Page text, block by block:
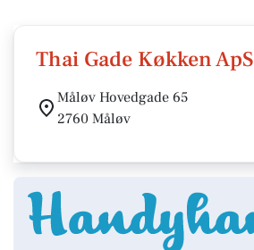
Thai Gade Køkken ApS
Måløv Hovedgade 65
2760 Måløv